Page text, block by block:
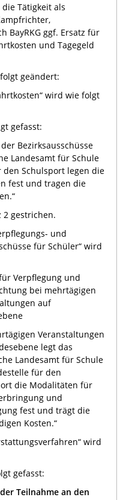
Tätigkeit als
BayRKG ggf. Ersatz für
und Tagegeld
geändert:
wird wie folgt
gefasst:
Bezirksausschüsse
Landesamt für Schule
den Schulsport legen die
fest und tragen die
2 gestrichen.
und
für Schüler“ wird
Verpflegung und
bei mehrtägigen
auf
Veranstaltungen
legt das
Landesamt für Schule
für den
die Modalitäten für
und
fest und trägt die
Kosten.“
wird
gefasst:
Teilnahme an den